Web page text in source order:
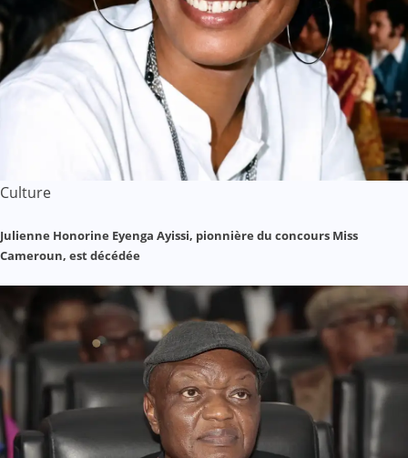
Culture
Julienne Honorine Eyenga Ayissi, pionnière du concours Miss
Cameroun, est décédée